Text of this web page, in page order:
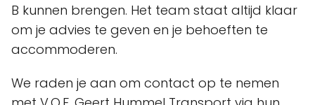
B kunnen brengen. Het team staat altijd klaar
om je advies te geven en je behoeften te
accommoderen.
We raden je aan om contact op te nemen